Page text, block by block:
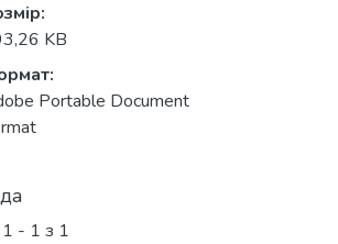
KB
Portable Document
1 - 1 з 1